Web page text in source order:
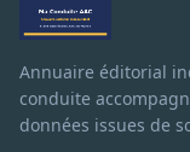
Annuaire éditorial
conduite
données issues de